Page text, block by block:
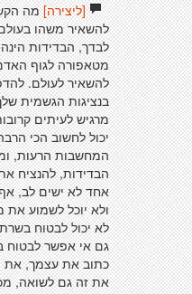
[ליצירה]מה
להשאיר משהו
לבדך, הבדידות
מטאפורה לגוף
להשאיר לעולם.
בנציגות הגשמית
מרגיש לעיתים
יכול לחשוב הכי
המחשבות הרעות,
הבדידות, להנציח
אחד לא ישים לב,
ולא יוכל לשמוע
לא יכול לבטוח
גם אי אפשר לבטוח
כתוב את עצמך, את
את זה גם לשואה,